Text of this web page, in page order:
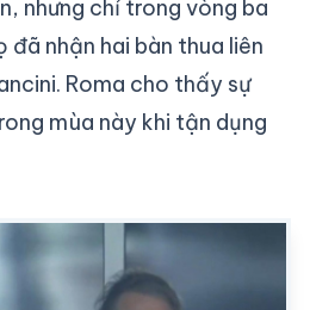
nhưng chỉ trong vòng ba
đã nhận hai bàn thua liên
Roma cho thấy sự
mùa này khi tận dụng